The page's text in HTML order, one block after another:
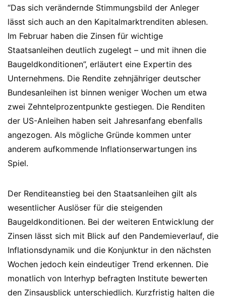
“Das sich verändernde Stimmungsbild der Anleger
lässt sich auch an den Kapitalmarktrenditen ablesen.
Im Februar haben die Zinsen für wichtige
Staatsanleihen deutlich zugelegt – und mit ihnen die
Baugeldkonditionen”, erläutert eine Expertin des
Unternehmens. Die Rendite zehnjähriger deutscher
Bundesanleihen ist binnen weniger Wochen um etwa
zwei Zehntelprozentpunkte gestiegen. Die Renditen
der US-Anleihen haben seit Jahresanfang ebenfalls
angezogen. Als mögliche Gründe kommen unter
anderem aufkommende Inflationserwartungen ins
Spiel.
Der Renditeanstieg bei den Staatsanleihen gilt als
wesentlicher Auslöser für die steigenden
Baugeldkonditionen. Bei der weiteren Entwicklung der
Zinsen lässt sich mit Blick auf den Pandemieverlauf, die
Inflationsdynamik und die Konjunktur in den nächsten
Wochen jedoch kein eindeutiger Trend erkennen. Die
monatlich von Interhyp befragten Institute bewerten
den Zinsausblick unterschiedlich. Kurzfristig halten die